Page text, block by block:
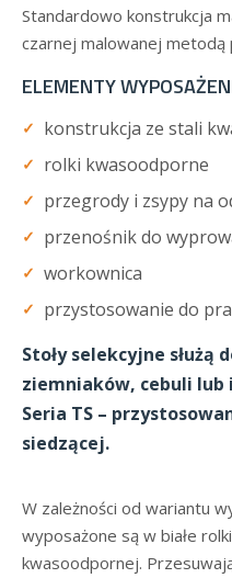
Standardowo konstrukcja
czarnej malowanej metodą
ELEMENTY
konstrukcja ze stali
rolki kwasoodporne
przegrody i zsypy na
przenośnik do
workownica
przystosowanie do
Stoły selekcyjne służą
ziemniaków, cebuli lub
Seria TS –
siedzącej.
W zależności od wariantu
wyposażone są w białe
kwasoodpornej.